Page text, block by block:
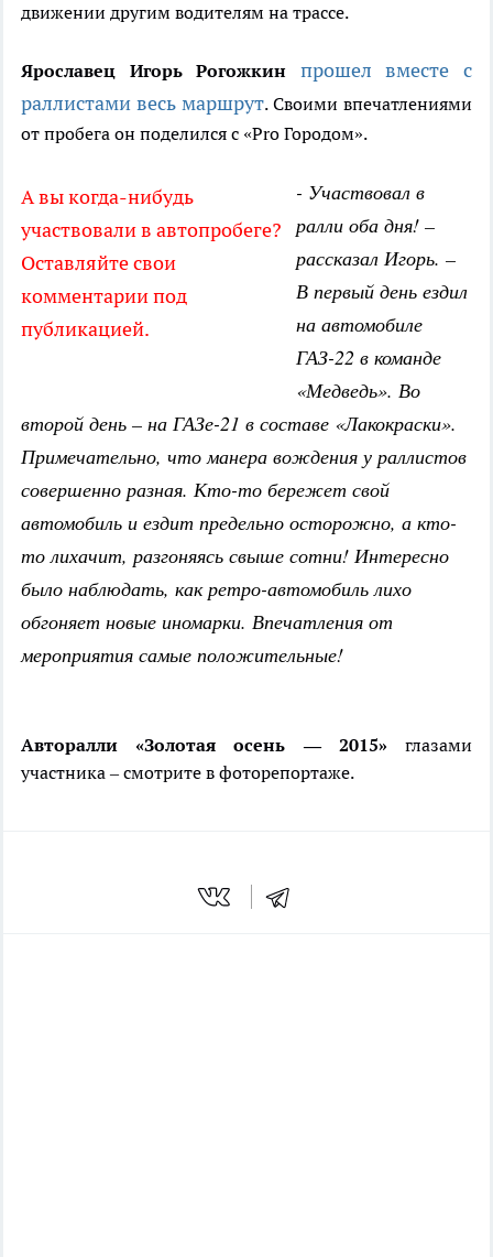
движении другим водителям на трассе.
Ярославец Игорь Рогожкин
прошел вместе с
раллистами весь маршрут. Своими впечатлениями
от пробега он поделился с «Pro Городом».
А вы когда-нибудь
участвовали в автопробеге?
Оставляйте свои
комментарии под
публикацией.
- Участвовал в
ралли оба дня! –
рассказал Игорь. –
В первый день ездил
на автомобиле
ГАЗ-22 в команде
«Медведь». Во
второй день – на ГАЗе-21 в составе «Лакокраски».
Примечательно, что манера вождения у раллистов
совершенно разная. Кто-то бережет свой
автомобиль и ездит предельно осторожно, а кто-
то лихачит, разгоняясь свыше сотни! Интересно
было наблюдать, как ретро-автомобиль лихо
обгоняет новые иномарки. Впечатления от
мероприятия самые положительные!
Авторалли «Золотая осень — 2015» глазами
участника – смотрите в фоторепортаже.